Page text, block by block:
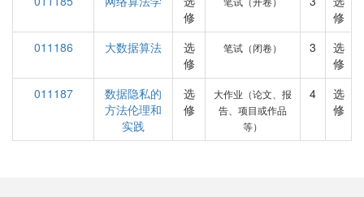
修
修
011186
大数据算法
选
修
笔试（闭卷） 3
选
修
011187
数据隐私的
方法伦理和
实践
选
修
大作业（论文、报
告、项目或作品
等）
4
选
修